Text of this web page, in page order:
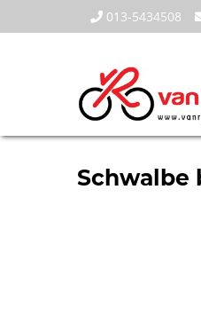
013-5434508
Schwalbe